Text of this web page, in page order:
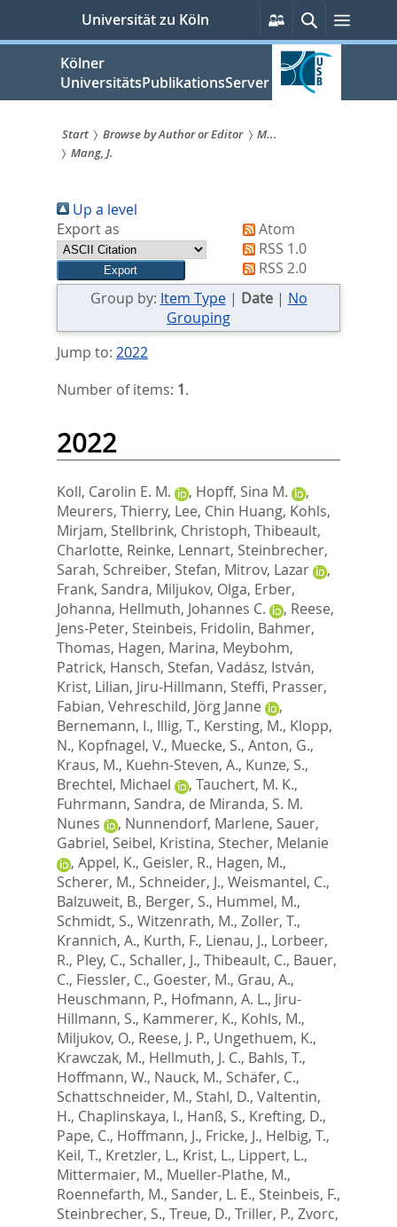
springen
Universität zu Köln
Persönliche
Services
Suche
Kölner
UniversitätsPublikationsServer
Sie
sind
hier:
Start Browse by Author or Editor
M...
Mang, J.
Up a level
Export as
Atom
RSS 1.0
RSS 2.0
Group by: Item Type| Date| No
Grouping
Jump to: 2022
Number of items: 1.
2022
Koll, Carolin E. M. , Hopff, Sina M.
,
Meurers, Thierry, Lee, Chin Huang, Kohls,
Mirjam, Stellbrink, Christoph, Thibeault,
Charlotte, Reinke, Lennart, Steinbrecher,
Sarah, Schreiber, Stefan, Mitrov, Lazar
,
Frank, Sandra, Miljukov, Olga, Erber,
Johanna, Hellmuth, Johannes C. , Reese,
Jens-Peter, Steinbeis, Fridolin, Bahmer,
Thomas, Hagen, Marina, Meybohm,
Patrick, Hansch, Stefan, Vadász, István,
Krist, Lilian, Jiru-Hillmann, Steffi, Prasser,
Fabian, Vehreschild, Jörg Janne
,
Bernemann, I., Illig, T., Kersting, M., Klopp,
N., Kopfnagel, V., Muecke, S., Anton, G.,
Kraus, M., Kuehn-Steven, A., Kunze, S.,
Brechtel, Michael
, Tauchert, M. K.,
Fuhrmann, Sandra, de Miranda, S. M.
Nunes
, Nunnendorf, Marlene, Sauer,
Gabriel, Seibel, Kristina, Stecher, Melanie
, Appel, K., Geisler, R., Hagen, M.,
Scherer, M., Schneider, J., Weismantel, C.,
Balzuweit, B., Berger, S., Hummel, M.,
Schmidt, S., Witzenrath, M., Zoller, T.,
Krannich, A., Kurth, F., Lienau, J., Lorbeer,
R., Pley, C., Schaller, J., Thibeault, C., Bauer,
C., Fiessler, C., Goester, M., Grau, A.,
Heuschmann, P., Hofmann, A. L., Jiru-
Hillmann, S., Kammerer, K., Kohls, M.,
Miljukov, O., Reese, J. P., Ungethuem, K.,
Krawczak, M., Hellmuth, J. C., Bahls, T.,
Hoffmann, W., Nauck, M., Schäfer, C.,
Schattschneider, M., Stahl, D., Valtentin,
H., Chaplinskaya, I., Hanß, S., Krefting, D.,
Pape, C., Hoffmann, J., Fricke, J., Helbig, T.,
Keil, T., Kretzler, L., Krist, L., Lippert, L.,
Mittermaier, M., Mueller-Plathe, M.,
Roennefarth, M., Sander, L. E., Steinbeis, F.,
Steinbrecher, S., Treue, D., Triller, P., Zvorc,